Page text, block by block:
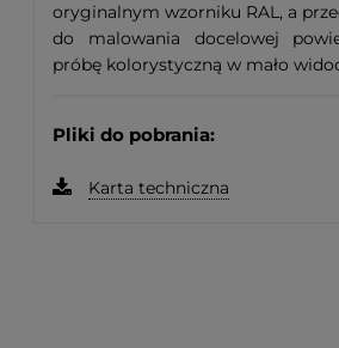
oryginalnym wzorniku RAL, a
do malowania docelowej
próbę kolorystyczną w mało
Pliki do pobrania:
Karta techniczna